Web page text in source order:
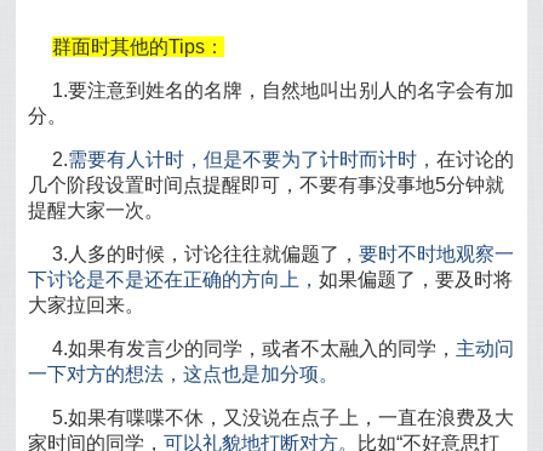
群面时其他的Tips：
1.要注意到姓名的名牌，自然地叫出别人的名字会有加
分。
2.需要有人计时，但是不要为了计时而计时，在讨论的
几个阶段设置时间点提醒即可，不要有事没事地5分钟就
提醒大家一次。
3.人多的时候，讨论往往就偏题了，要时不时地观察一
下讨论是不是还在正确的方向上，如果偏题了，要及时将
大家拉回来。
4.如果有发言少的同学，或者不太融入的同学， 主动问
一下对方的想法，这点也是加分项。
5.如果有喋喋不休，又没说在点子上，一直在浪费及大
家时间的同学，可以礼貌地打断对方。 比如“不好意思打